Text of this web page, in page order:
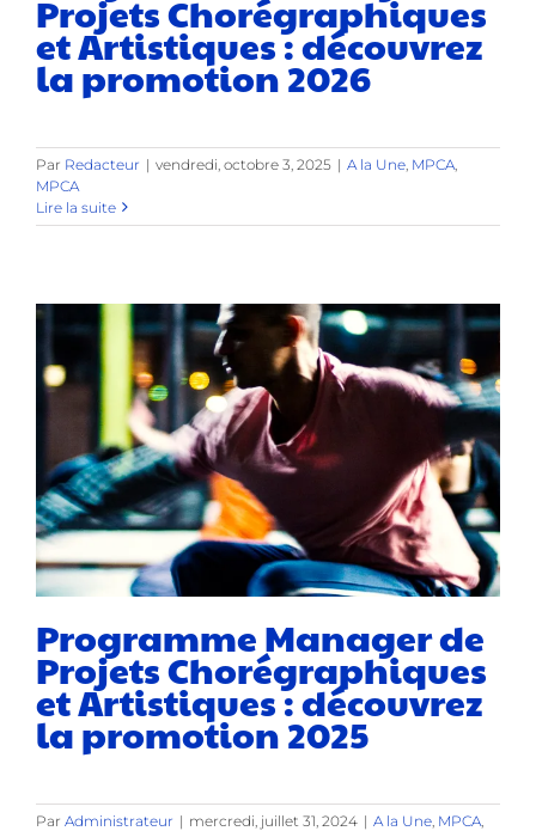
Projets Chorégraphiques
et Artistiques : découvrez
la promotion 2026
Par Redacteur | vendredi, octobre 3, 2025 | A la Une MPCA
MPCA
Lire la suite
Programme Manager de
Projets Chorégraphiques
et Artistiques : découvrez
la promotion 2025
Par Administrateur | mercredi, juillet 31, 2024 | A la Une MPCA